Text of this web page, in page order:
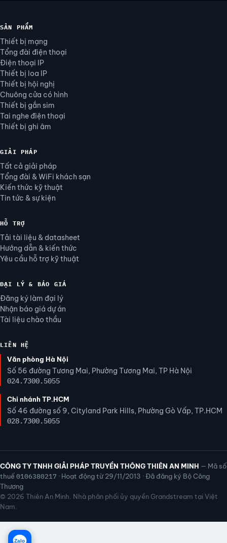
SẢN PHẨM
Thiết bị mạng
Tổng đài điện thoại
Điện thoại IP
Thiết bị loa IP
Thiết bị hội nghị
Chuông cửa có hình
Thiết bị gắn sim
Tai nghe điện thoại
Thiết bị ghi âm
GIẢI PHÁP
Tất cả giải pháp
Tổng đài & WiFi khách sạn
Kiến thức kỹ thuật
Tin tức & sự kiện
HỖ TRỢ
Tải tài liệu & datasheet
Hướng dẫn & kiến thức
Yêu cầu hỗ trợ kỹ thuật
ĐẠI LÝ & BÁO GIÁ
Đăng ký làm đại lý
Nhận báo giá dự án
Tài liệu chào thầu
LIÊN HỆ
Văn phòng Hà Nội
Số 56 đường Tương Mai, Phường Tương Mai, TP Hà Nội
024.7300.5055
Chi nhánh TP.HCM
Số 46 đường số 9, Cityland Park Hills, Phường Gò Vấp, TP.HCM
028.7300.5055
CÔNG TY TNHH GIẢI PHÁP TRUYỀN THÔNG THIÊN AN MINH — Mã số
thuế 0106380217 · Hoạt động từ 29/11/2013 · Đã đăng ký Bộ Công
Thương
© 2026 Thiên An Minh. Nhà phân phối ủy quyền Grandstream tại Việt
Nam.
Zalo